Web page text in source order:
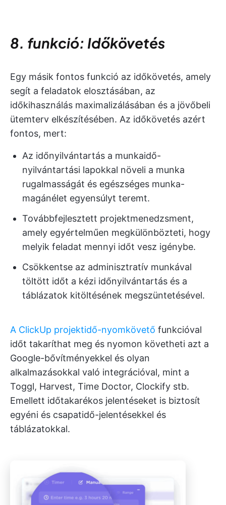
8. funkció: Időkövetés
Egy másik fontos funkció az időkövetés, amely
segít a feladatok elosztásában, az
időkihasználás maximalizálásában és a jövőbeli
ütemterv elkészítésében. Az időkövetés azért
fontos, mert:
Az időnyilvántartás a munkaidő-
nyilvántartási lapokkal növeli a munka
rugalmasságát és egészséges munka-
magánélet egyensúlyt teremt.
Továbbfejlesztett projektmenedzsment,
amely egyértelműen megkülönbözteti, hogy
melyik feladat mennyi időt vesz igénybe.
Csökkentse az adminisztratív munkával
töltött időt a kézi időnyilvántartás és a
táblázatok kitöltésének megszüntetésével.
A ClickUp projektidő-nyomkövető funkcióval
időt takaríthat meg és nyomon követheti azt a
Google-bővítményekkel és olyan
alkalmazásokkal való integrációval, mint a
Toggl, Harvest, Time Doctor, Clockify stb.
Emellett időtakarékos jelentéseket is biztosít
egyéni és csapatidő-jelentésekkel és
táblázatokkal.